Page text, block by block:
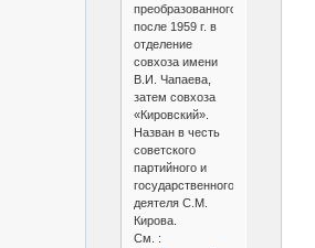
преобразованного
после 1959 г. в
отделение
совхоза имени
В.И. Чапаева,
затем совхоза
«Кировский».
Назван в честь
советского
партийного и
государственного
деятеля С.М.
Кирова.
См. :